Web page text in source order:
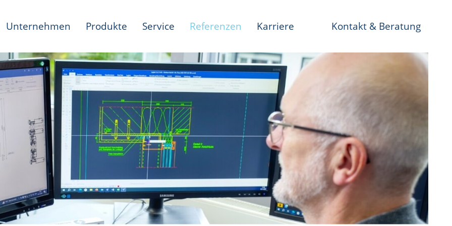
Unternehmen Produkte Service Referenzen Karriere Kontakt & Beratung